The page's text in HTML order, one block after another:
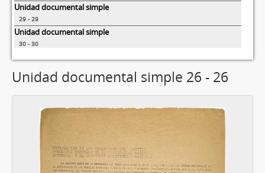
Unidad documental simple
29 - 29
Unidad documental simple
30 - 30
Unidad documental simple 26 - 26